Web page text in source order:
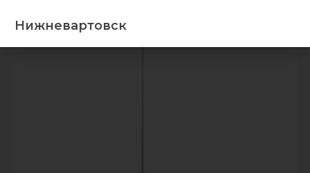
Нижневартовск